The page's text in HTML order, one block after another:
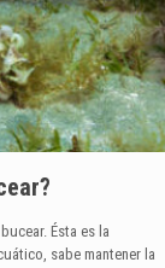
Ésta es la
sabe mantener la